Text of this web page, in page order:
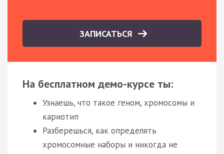
ЗАПИСАТЬСЯ
На бесплатном демо-курсе ты:
Узнаешь, что такое геном, хромосомы и
кариотип
Разберешься, как определять
хромосомные наборы и никогда не